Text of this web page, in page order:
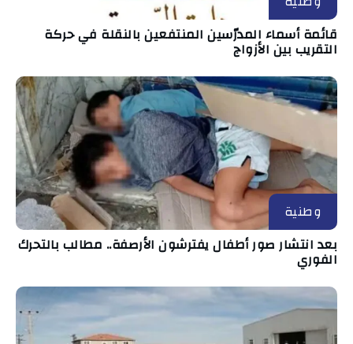
قائمة أسماء المدرّسين المنتفعين بالنقلة في حركة
التقريب بين الأزواج
وطنية
بعد انتشار صور أطفال يفترشون الأرصفة.. مطالب بالتحرك
الفوري